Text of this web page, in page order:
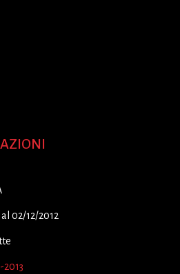
02/12/2012